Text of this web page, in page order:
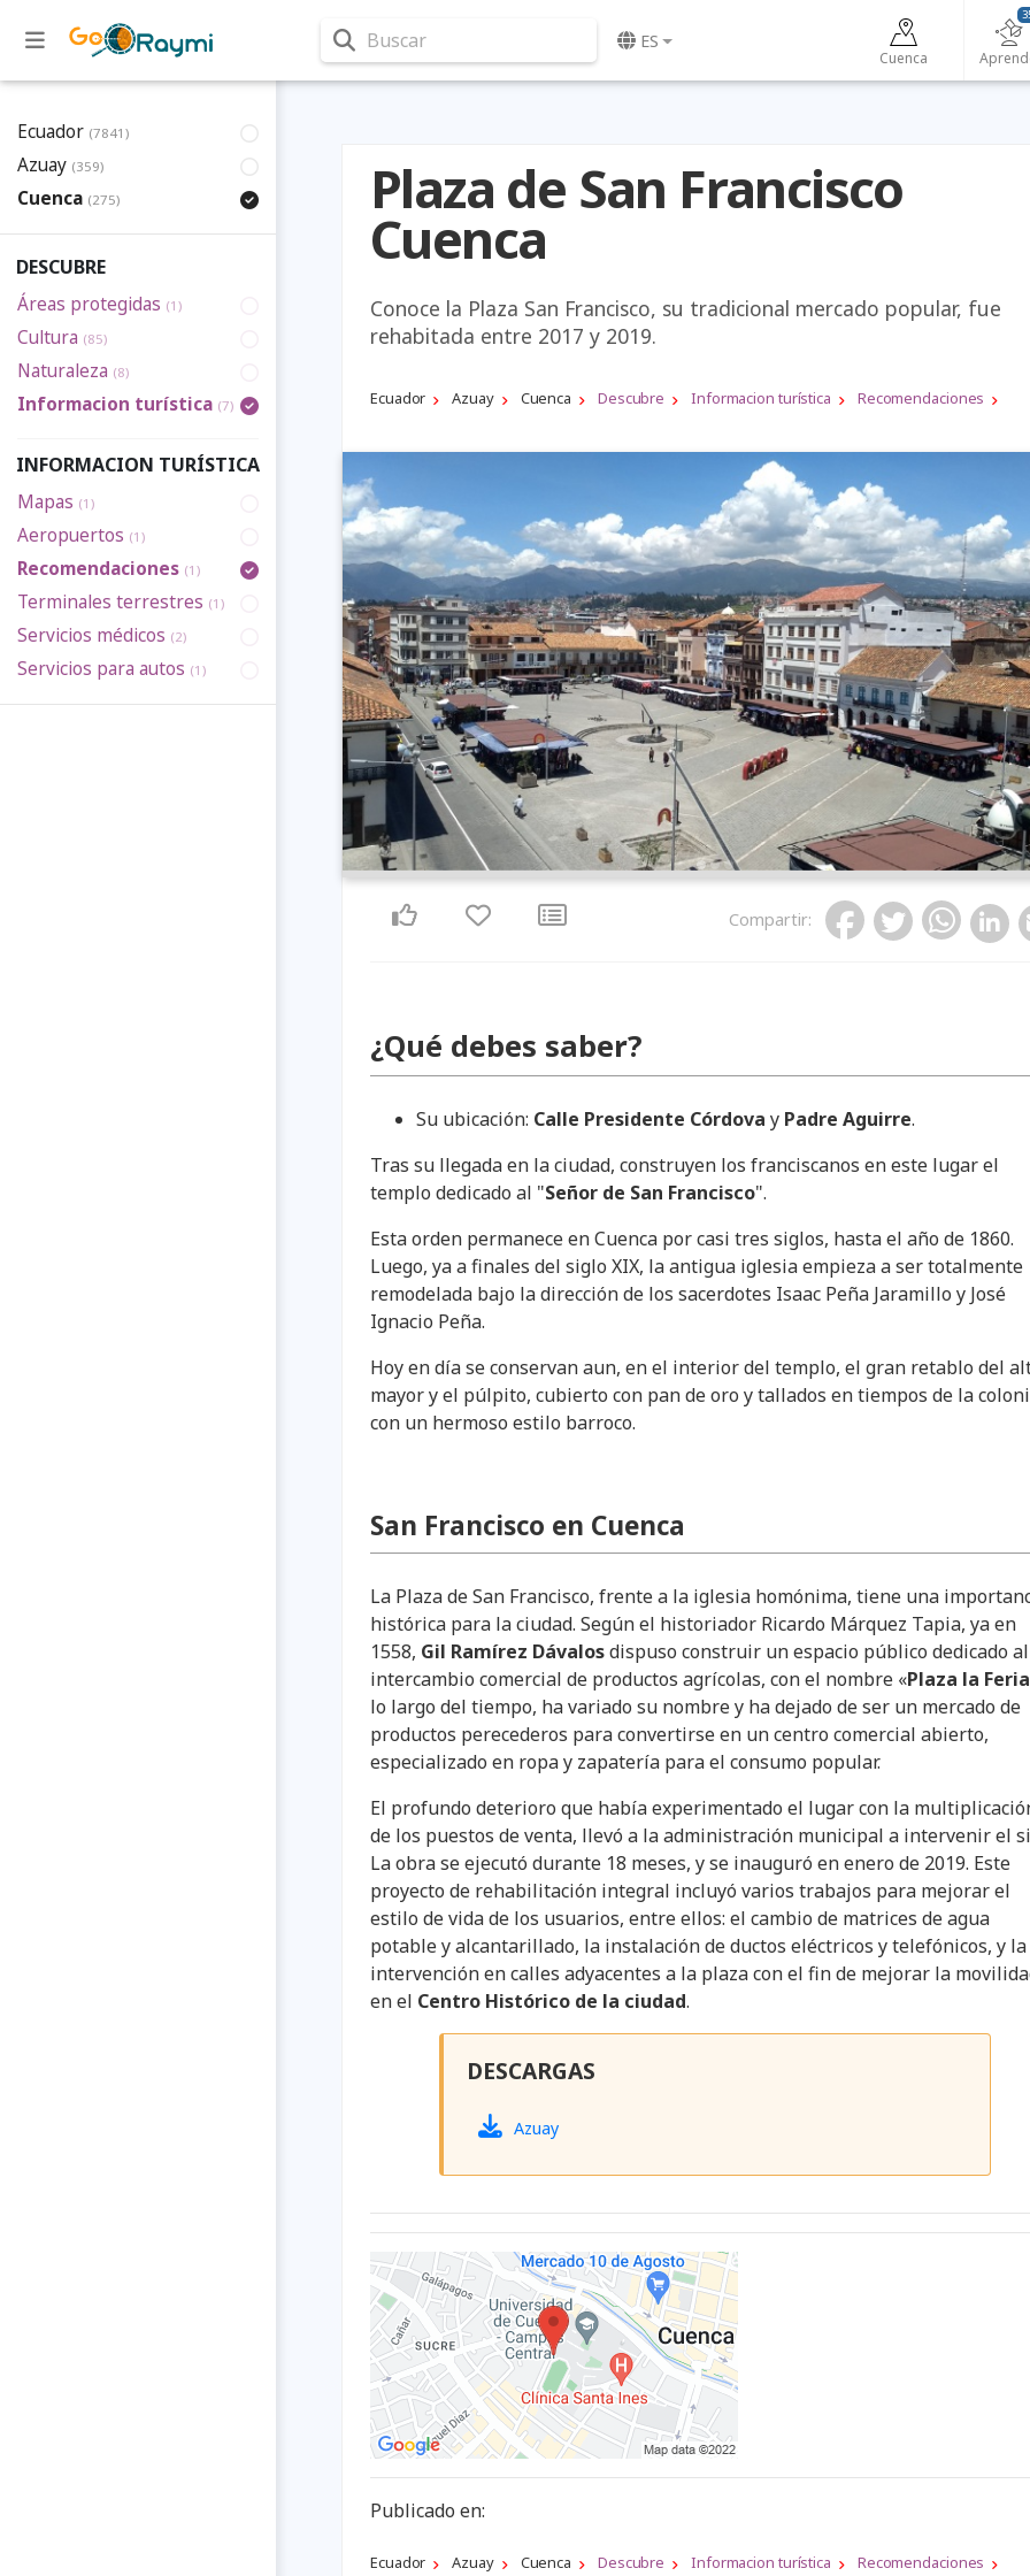
Buscar ES
Cuenca
Ecuador (7841)
Azuay (359)
Cuenca (275)
DESCUBRE
Áreas protegidas (1)
Cultura (85)
Naturaleza (8)
Informacion turística (7)
INFORMACION TURÍSTICA
Mapas (1)
Aeropuertos (1)
Recomendaciones (1)
Terminales terrestres (1)
Servicios médicos (2)
Servicios para autos (1)
Plaza de San Francisco
Cuenca
Conoce la Plaza San Francisco, su tradicional mercado popular, fue
rehabitada entre 2017 y 2019.
Ecuador Azuay Cuenca Descubre Informacion turística Recomendaciones
Previous
Compartir:
¿Qué debes saber?
Su ubicación: Calle Presidente Córdova y Padre Aguirre.
Tras su llegada en la ciudad, construyen los franciscanos en este lugar el
templo dedicado al "Señor de San Francisco".
Esta orden permanece en Cuenca por casi tres siglos, hasta el año de 1860.
Luego, ya a finales del siglo XIX, la antigua iglesia empieza a ser totalmente
remodelada bajo la dirección de los sacerdotes Isaac Peña Jaramillo y José
Ignacio Peña.
Hoy en día se conservan aun, en el interior del templo, el gran retablo del
mayor y el púlpito, cubierto con pan de oro y tallados en tiempos de la
con un hermoso estilo barroco.
San Francisco en Cuenca
La Plaza de San Francisco, frente a la iglesia homónima, tiene una
histórica para la ciudad. Según el historiador Ricardo Márquez Tapia, ya en
1558, Gil Ramírez Dávalosdispuso construir un espacio público dedicado al
intercambio comercial de productos agrícolas, con el nombre «Plaza la Feria
lo largo del tiempo, ha variado su nombre y ha dejado de ser un mercado de
productos perecederos para convertirse en un centro comercial abierto,
especializado en ropa y zapatería para el consumo popular.
El profundo deterioro que había experimentado el lugar con la
de los puestos de venta, llevó a la administración municipal a intervenir el
La obra se ejecutó durante 18 meses, y se inauguró en enero de 2019. Este
proyecto de rehabilitación integral incluyó varios trabajos para mejorar el
estilo de vida de los usuarios, entre ellos: el cambio de matrices de agua
potable y alcantarillado, la instalación de ductos eléctricos y telefónicos, y la
intervención en calles adyacentes a la plaza con el fin de mejorar la
en el Centro Histórico de la ciudad.
DESCARGAS
Azuay
Publicado en:
Ecuador Azuay Cuenca Descubre Informacion turística Recomendaciones